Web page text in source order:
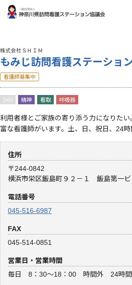
株式会社ＳＨＩＭ
もみじ訪問看護ステーショ
看護師募集中
24H 精神 看取 呼吸器
利用者様とご家族の寄り添う力になりた
富な看護師がいます。土、日、祝日、24時
住所
〒244-0842
横浜市栄区飯島町９２－１ 飯島第一ビ
電話番号
045-516-6987
FAX
045-514-0851
営業日・営業時間
毎日 8：30～18：00 時間外 24時間